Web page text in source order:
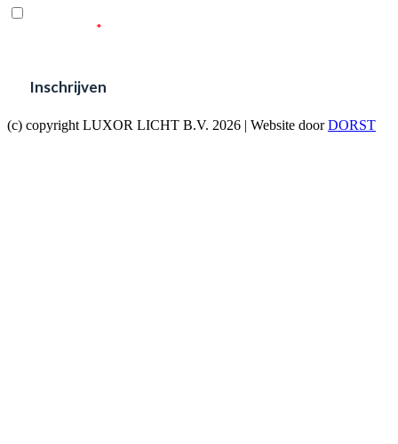
(c) copyright LUXOR LICHT B.V. 2026 | Website doorDORST